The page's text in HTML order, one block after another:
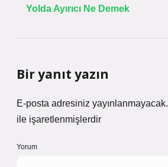
Yolda Ayırıcı Ne Demek
Bir yanıt yazın
E-posta adresiniz yayınlanmayacak.
ile işaretlenmişlerdir
Yorum